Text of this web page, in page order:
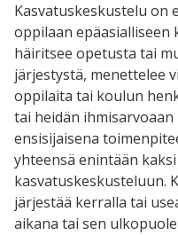
Kasvatuskeskustelu on
oppilaan epäasialliseen
häiritsee opetusta tai
järjestystä, menettelee
oppilaita tai koulun
tai heidän
ensisijaisena
yhteensä enintään
kasvatuskeskusteluun.
järjestää kerralla tai
aikana tai sen